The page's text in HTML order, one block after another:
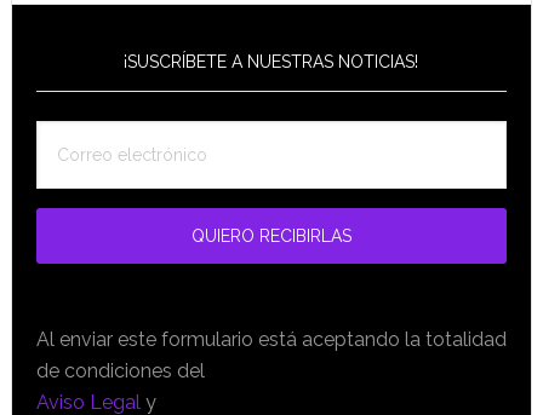
¡SUSCRÍBETE A NUESTRAS NOTICIAS!
Al enviar este formulario está aceptando la totalidad
de condiciones del
Aviso Legal y